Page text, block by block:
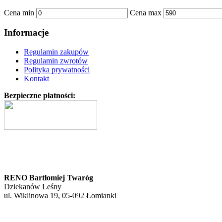
Cena min Cena max
Informacje
Regulamin zakupów
Regulamin zwrotów
Polityka prywatności
Kontakt
Bezpieczne płatności:
RENO Bartłomiej Twaróg
Dziekanów Leśny
ul. Wiklinowa 19, 05-092 Łomianki